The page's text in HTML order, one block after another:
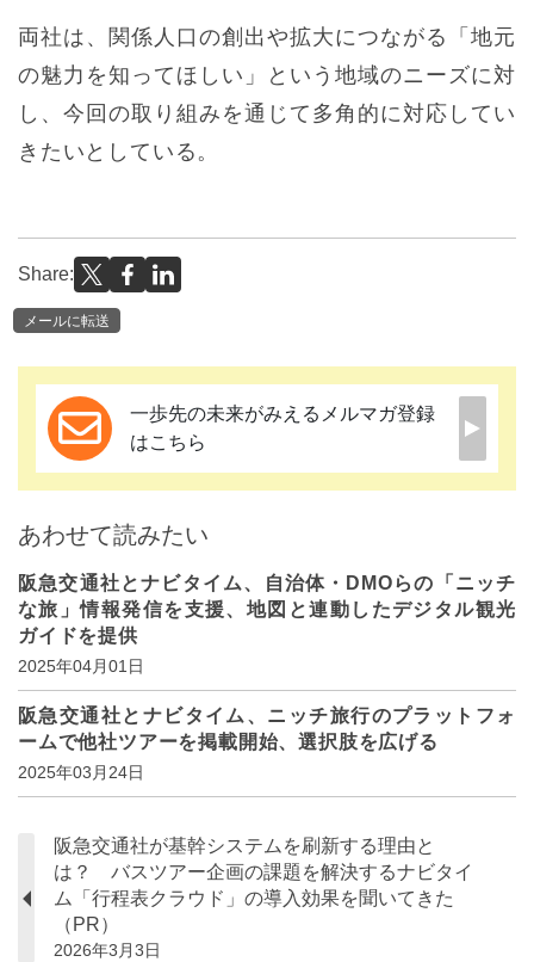
両社は、関係人口の創出や拡大につながる「地元
の魅力を知ってほしい」という地域のニーズに対
し、今回の取り組みを通じて多角的に対応してい
きたいとしている。
Share:
メールに転送
一歩先の未来がみえるメルマガ登録
はこちら
あわせて読みたい
阪急交通社とナビタイム、自治体・DMOらの「ニッチ
な旅」情報発信を支援、地図と連動したデジタル観光
ガイドを提供
2025年04月01日
阪急交通社とナビタイム、ニッチ旅行のプラットフォ
ームで他社ツアーを掲載開始、選択肢を広げる
2025年03月24日
阪急交通社が基幹システムを刷新する理由と
は？ バスツアー企画の課題を解決するナビタイ
ム「行程表クラウド」の導入効果を聞いてきた
（PR）
2026年3月3日